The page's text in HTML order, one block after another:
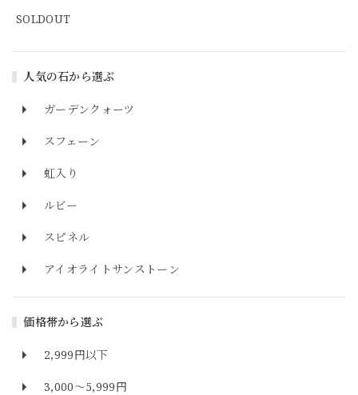
SOLDOUT
人気の石から選ぶ
ガーデンクォーツ
スフェーン
虹入り
ルビー
スピネル
アイオライトサンストーン
価格帯から選ぶ
2,999円以下
3,000～5,999円